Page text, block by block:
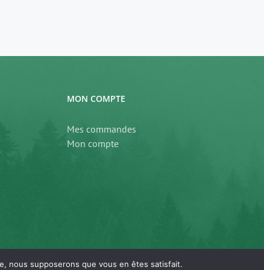
MON COMPTE
Mes commandes
Mon compte
nous supposerons que vous en êtes satisfait.